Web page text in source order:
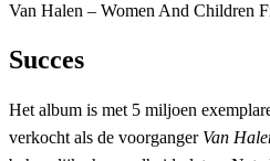
Van Halen – Women And Children
Succes
Het album is met 5 miljoen
verkocht als de voorganger Van